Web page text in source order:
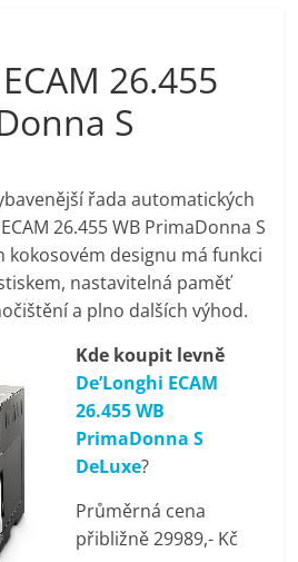
26.455
S
řada automatických
26.455 WB PrimaDonna S
kokosovém designu má funkci
nastavitelná paměť
a plno dalších výhod.
Kde koupit levně
De’Longhi ECAM
26.455 WB
PrimaDonna S
DeLuxe?
Průměrná cena
přibližně 29989,- Kč